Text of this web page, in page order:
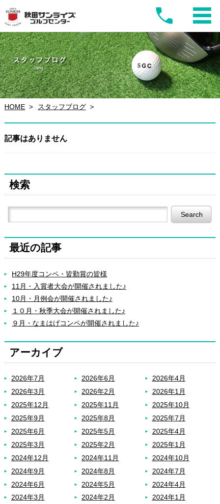
HOME スタッフブログ
記事はありません
検索
最近の記事
H29年度コンペ・皆勤賞の皆様
11月・入賞者大会が開催されました♪
10月・月例会が開催されました♪
１０月・秋季大会が開催されました♪
９月・なまはげコンペが開催されました♪
アーカイブ
2026年7月 2026年6月
2026年4月
2026年3月
2026年2月
2026年1月
2025年12月
2025年11月
2025年10月
2025年9月
2025年8月
2025年7月
2025年6月
2025年5月
2025年4月
2025年3月
2025年2月
2025年1月
2024年12月
2024年11月
2024年10月
2024年9月
2024年8月
2024年7月
2024年6月
2024年5月
2024年4月
2024年3月
2024年2月
2024年1月